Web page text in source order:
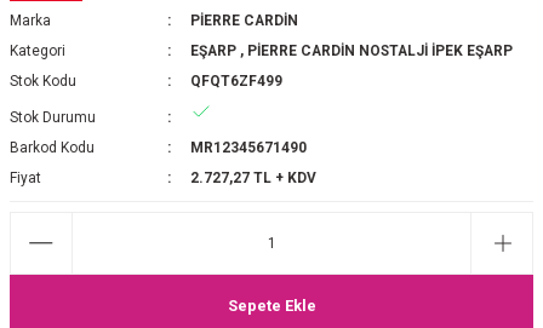
2025-2026 SONBAHAR KIŞ
JAKAR EŞARP
PAMUK EŞARP
ŞAL
MEDİNE İPEĞİ ŞAL
Marka
PİERRE CARDİN
Kategori
EŞARP , PİERRE CARDİN NOSTALJİ İPEK EŞARP
Stok Kodu
QFQT6ZF499
Stok Durumu
Barkod Kodu
MR12345671490
Fiyat
2.727,27 TL + KDV
Sepete Ekle